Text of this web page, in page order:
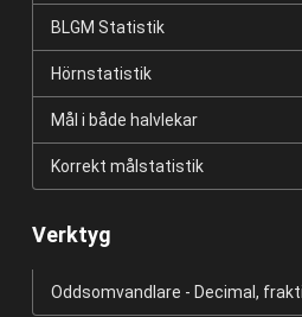
BLGM Statistik
Hörnstatistik
Mål i både halvlekar
Korrekt målstatistik
Verktyg
Oddsomvandlare - Decimal,